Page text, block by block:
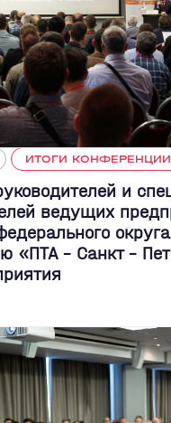
ИТОГИ КОНФЕРЕНЦИИ
и
ведущих
«ПТА – Санкт -